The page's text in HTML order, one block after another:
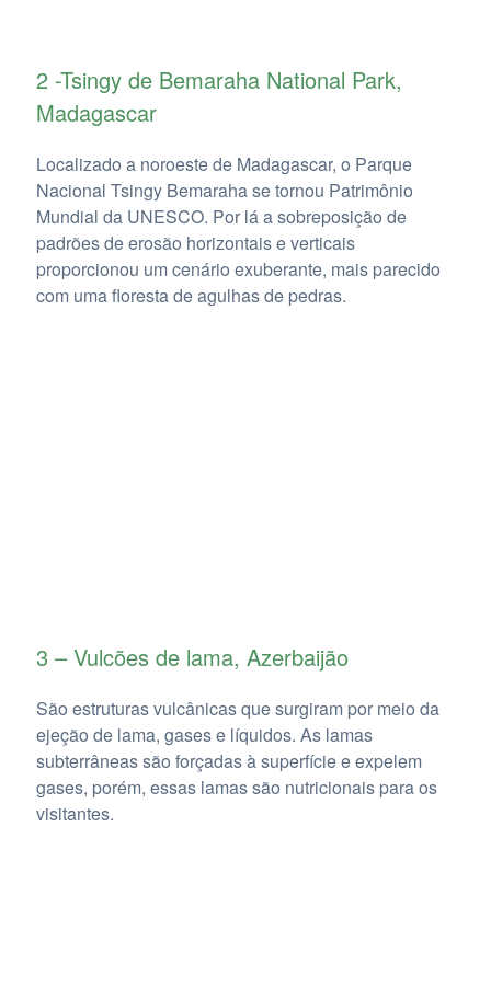
2 -Tsingy de Bemaraha National Park,
Madagascar
Localizado a noroeste de Madagascar, o Parque
Nacional Tsingy Bemaraha se tornou Patrimônio
Mundial da UNESCO. Por lá a sobreposição de
padrões de erosão horizontais e verticais
proporcionou um cenário exuberante, mais parecido
com uma floresta de agulhas de pedras.
3 – Vulcões de lama, Azerbaijão
São estruturas vulcânicas que surgiram por meio da
ejeção de lama, gases e líquidos. As lamas
subterrâneas são forçadas à superfície e expelem
gases, porém, essas lamas são nutricionais para os
visitantes.